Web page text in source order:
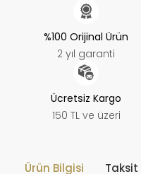
%100 Orijinal Ürün
2 yıl garanti
Ücretsiz Kargo
150 TL ve üzeri
Ürün Bilgisi Taksit